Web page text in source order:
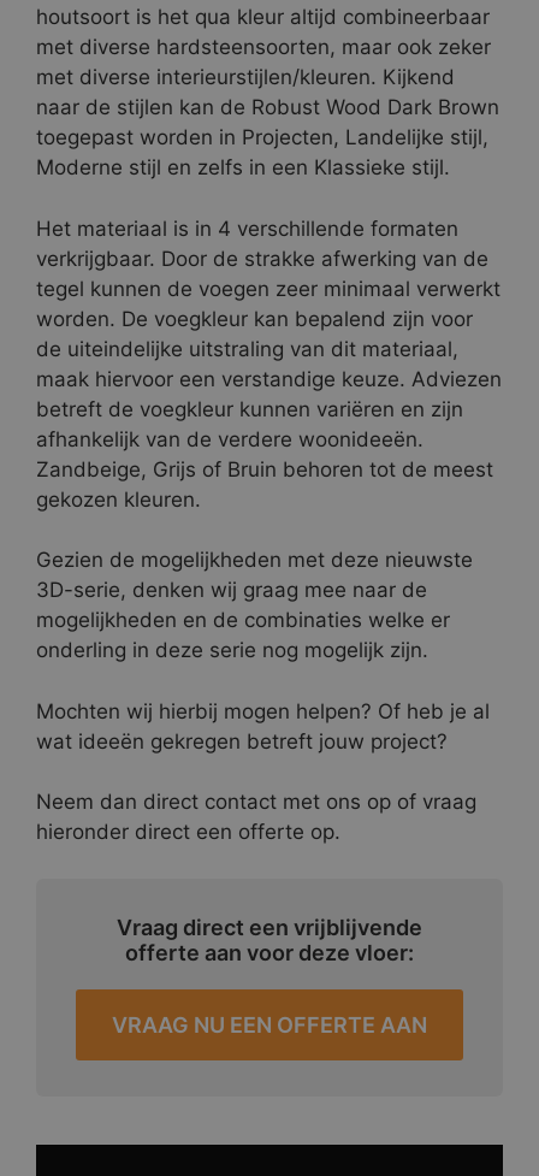
houtsoort is het qua kleur altijd combineerbaar
met diverse hardsteensoorten, maar ook zeker
met diverse interieurstijlen/kleuren. Kijkend
naar de stijlen kan de Robust Wood Dark Brown
toegepast worden in Projecten, Landelijke stijl,
Moderne stijl en zelfs in een Klassieke stijl.
Het materiaal is in 4 verschillende formaten
verkrijgbaar. Door de strakke afwerking van de
tegel kunnen de voegen zeer minimaal verwerkt
worden. De voegkleur kan bepalend zijn voor
de uiteindelijke uitstraling van dit materiaal,
maak hiervoor een verstandige keuze. Adviezen
betreft de voegkleur kunnen variëren en zijn
afhankelijk van de verdere woonideeën.
Zandbeige, Grijs of Bruin behoren tot de meest
gekozen kleuren.
Gezien de mogelijkheden met deze nieuwste
3D-serie, denken wij graag mee naar de
mogelijkheden en de combinaties welke er
onderling in deze serie nog mogelijk zijn.
Mochten wij hierbij mogen helpen? Of heb je al
wat ideeën gekregen betreft jouw project?
Neem dan direct contact met ons op of vraag
hieronder direct een offerte op.
Vraag direct een vrijblijvende
offerte aan voor deze vloer:
VRAAG NU EEN OFFERTE AAN